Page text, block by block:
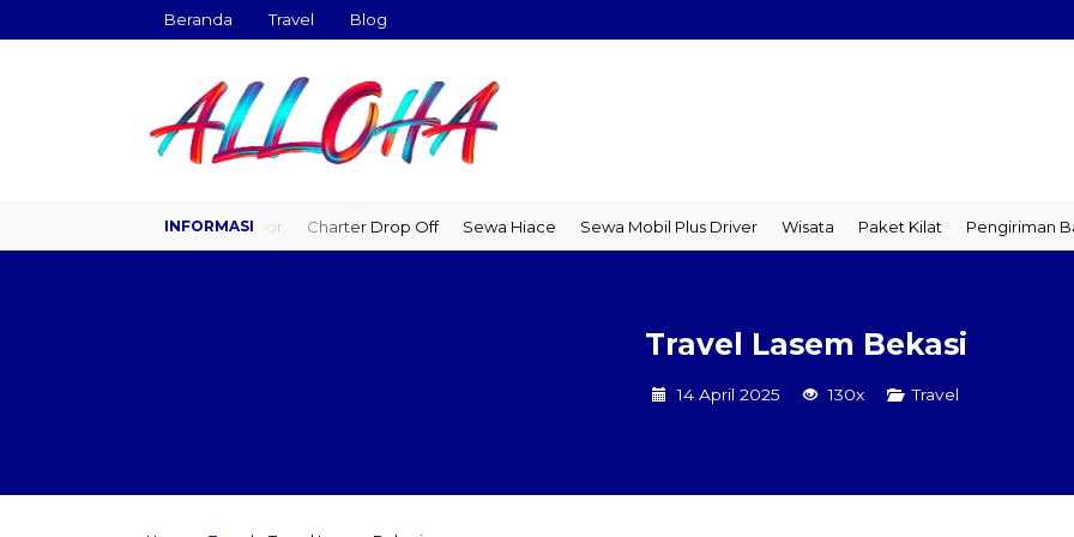
Beranda Travel Blog
Travel Door to Door Charter Drop Off Sewa Hiace Sewa Mobil Plus Driver Wisata Paket Kilat Pengiriman Barang
Travel Lasem Bekasi
14 April 2025 130x Travel